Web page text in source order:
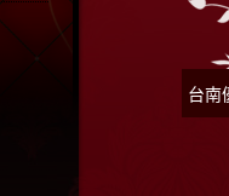
台南